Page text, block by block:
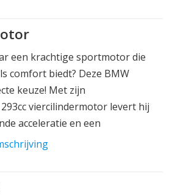
een krachtige sportmotor die
comfort biedt? Deze BMW
keuze! Met zijn
viercilindermotor levert hij
acceleratie en een
sneller doet kloppen.
ontwerp, geavanceerde